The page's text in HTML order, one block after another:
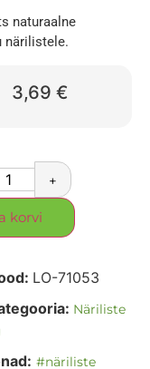
naturaalne
närilistele.
3,69 €
+
korvi
LO-71053
Näriliste
#näriliste